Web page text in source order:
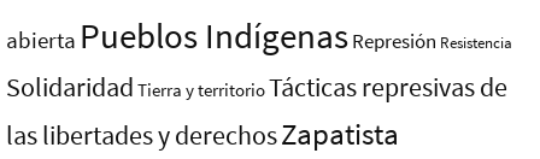
abierta Pueblos Indí­genasRepresión Resistencia
Solidaridad Tierra y territorioTácticas represivas de
las libertades y derechosZapatista